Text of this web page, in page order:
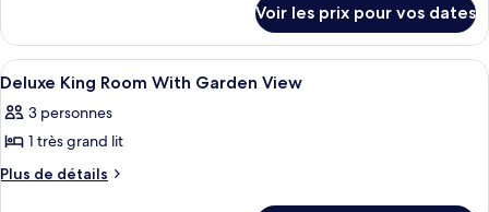
de
chambre :
Luxury
Room,
2
Beds,
le
type
de
Luxury
Room,
Twin
Voir les prix pour vos dates
Afficher
toutes
les
photos
pour
Literie de qualité supérieure,
3
Deluxe King Room With Garden View
3 personnes
1 très grand lit
Plus de détails
Plus